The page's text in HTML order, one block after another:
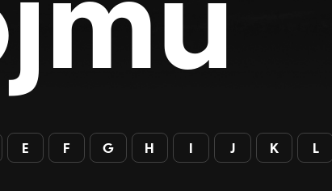
E F G H I J K L